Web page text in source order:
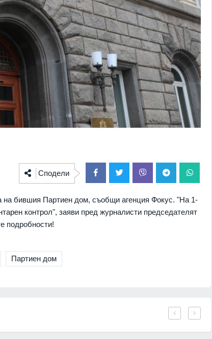
Сподели
на бившия Партиен дом, съобщи агенция Фокус. "На 1-
контрол", заяви пред журналисти председателят
подробности!
Партиен дом